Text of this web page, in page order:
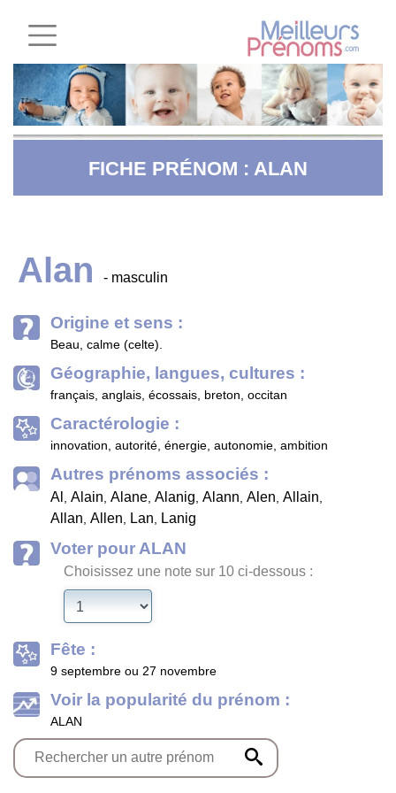
FICHE PRÉNOM : ALAN
Alan - masculin
Origine et sens :
Beau, calme (celte).
Géographie, langues, cultures :
français, anglais, écossais, breton, occitan
Caractérologie :
innovation, autorité, énergie, autonomie, ambition
Autres prénoms associés :
Al , Alain, Alane, Alanig, Alann, Alen, Allain,
Allan, Allen, Lan, Lanig
Voter pour ALAN
Choisissez une note sur 10 ci-dessous :
Fête :
9 septembre ou 27 novembre
Voir la popularité du prénom :
ALAN